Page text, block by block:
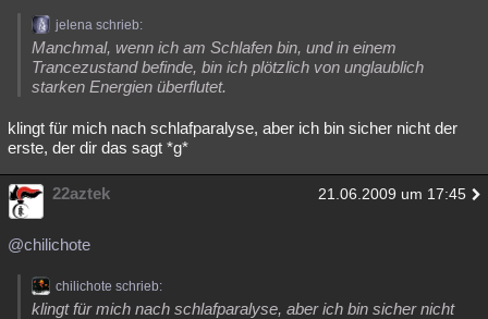
jelena schrieb:
Manchmal, wenn ich am Schlafen bin, und in einem
Trancezustand befinde, bin ich plötzlich von unglaublich
starken Energien überflutet.
klingt für mich nach schlafparalyse, aber ich bin sicher nicht der
erste, der dir das sagt *g*
22aztek 21.06.2009 um 17:45
@chilichote
chilichote schrieb:
klingt für mich nach schlafparalyse, aber ich bin sicher nicht